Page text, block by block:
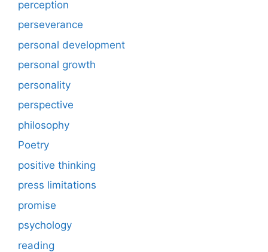
perception
perseverance
personal development
personal growth
personality
perspective
philosophy
Poetry
positive thinking
press limitations
promise
psychology
reading